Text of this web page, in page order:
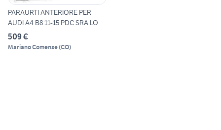
PARAURTI ANTERIORE PER
AUDI A4 B8 11-15 PDC SRA LO
509 €
Mariano Comense(CO)